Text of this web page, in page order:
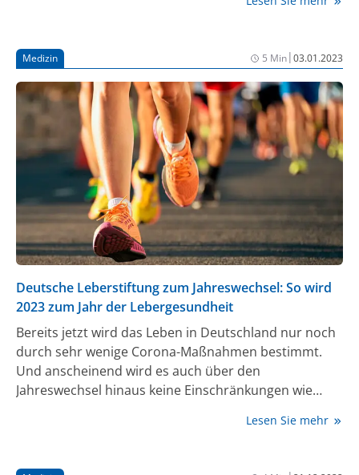
Thema des Weltgesundheitstages in diesem Jahr, an
improving public health“ auch ihren 75. Geburtstag
begeht. Die Deutsche Leberstiftung nimmt den
Weltgesundheitstag und das WHO-Jubiläum zum
Anlass, auf den Anstieg von Lebererkrankungen in der
gesamten Bevölkerung und die Wichtigkeit
frühzeitiger Diagnostik sowie gesunder Ernährung
und Bewegung hinzuweisen.
Medizin 5 Min|03.01.2023
Deutsche Leberstiftung zum Jahreswechsel: So wird
2023 zum Jahr der Lebergesundheit
Bereits jetzt wird das Leben in Deutschland nur noch
durch sehr wenige Corona-Maßnahmen bestimmt.
Und anscheinend wird es auch über den
Jahreswechsel hinaus keine Einschränkungen wie
Fitness-Studios geben. Somit gibt es keine Ausrede
und sportliche Betätigung – neben der Ernährung
Lesen Sie mehr